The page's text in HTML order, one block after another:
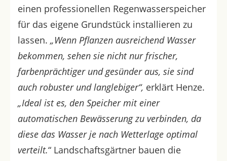
einen professionellen Regenwasserspeicher
für das eigene Grundstück installieren zu
lassen. „Wenn Pflanzen ausreichend Wasser
bekommen, sehen sie nicht nur frischer,
farbenprächtiger und gesünder aus, sie sind
auch robuster und langlebiger“, erklärt Henze.
„Ideal ist es, den Speicher mit einer
automatischen Bewässerung zu verbinden, da
diese das Wasser je nach Wetterlage optimal
verteilt.“ Landschaftsgärtner bauen die